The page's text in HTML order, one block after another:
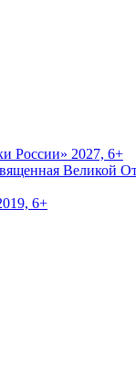
России» 2027, 6+
Великой
6+